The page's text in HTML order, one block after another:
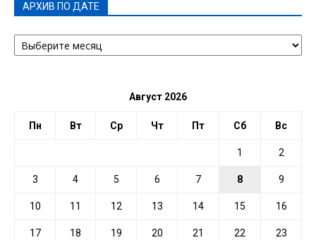
АРХИВ ПО ДАТЕ
АРХИВ
ПО
Август 2026
Пн Вт Ср Чт Пт Сб Вс
1 2
3 4 5 6 7 8 9
10 11 12 13 14 15 16
17 18 19 20 21 22 23